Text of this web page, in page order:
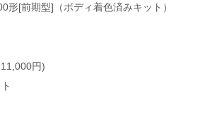
形[前期型]（ボディ着色済みキット）
円)